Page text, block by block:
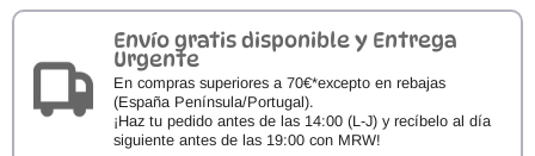
Pis
Falomir
|
Juego
de
cartas
divertido
+8
Envío gratis disponible y Entrega
Urgente
En compras superiores a 70€*excepto en rebajas
(España Península/Portugal).
¡Haz tu pedido antes de las 14:00 (L-J) y recíbelo al día
siguiente antes de las 19:00 con MRW!